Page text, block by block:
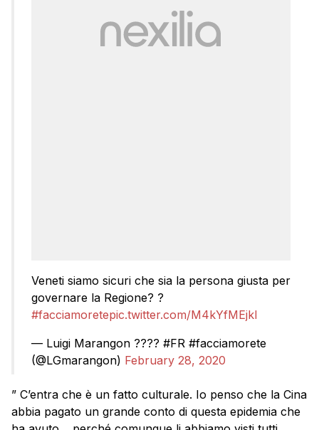
Veneti siamo sicuri che sia la persona giusta per
governare la Regione? ?
#facciamoretepic.twitter.com/M4kYfMEjkl
— Luigi Marangon ???? #FR #facciamorete
(@LGmarangon) February 28, 2020
” C’entra che è un fatto culturale. Io penso che la Cina
abbia pagato un grande conto di questa epidemia che